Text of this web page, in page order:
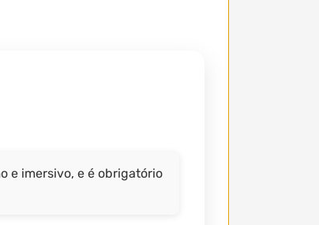
e imersivo, e é obrigatório